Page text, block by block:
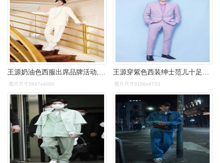
王源奶油色西服出席品牌活动,造型高级彰显非凡气度
图片尺寸2667x4000
王源穿紫色西装绅士范儿十足一首姑娘道出理想型女友
图片尺寸3156x4733